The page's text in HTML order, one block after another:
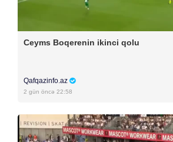
Ceyms Boqerenin ikinci qolu
Qafqazinfo.az
2 gün öncə 22:58